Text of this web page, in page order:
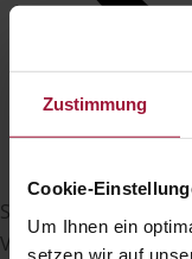
Zustimmung
Cookie-
Um Ihnen ein
setzen wir auf
Sehbehinderten-
Verbessert die